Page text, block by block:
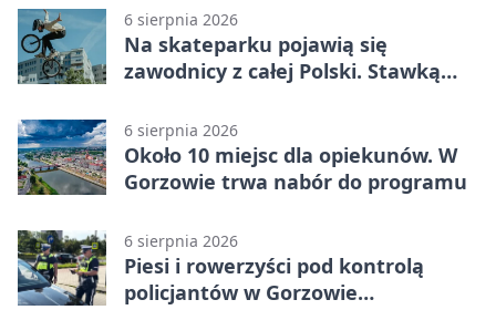
6 sierpnia 2026
Na skateparku pojawią się
zawodnicy z całej Polski. Stawką
6 sierpnia 2026
Około 10 miejsc dla opiekunów. W
Gorzowie trwa nabór do programu
6 sierpnia 2026
Piesi i rowerzyści pod kontrolą
policjantów w Gorzowie